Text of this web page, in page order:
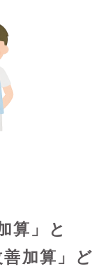
算」と
善加算」ど